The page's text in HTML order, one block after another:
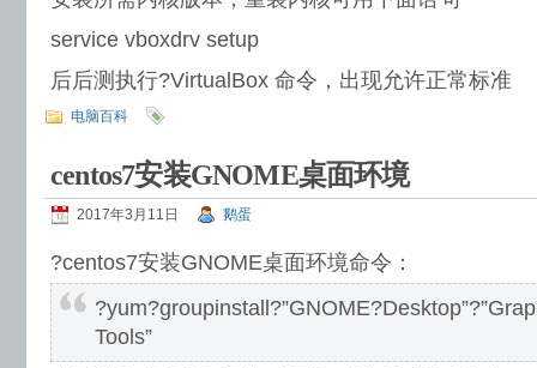
service vboxdrv setup
后后测执行?VirtualBox 命令，出现允许正常标准
电脑百科
centos7安装GNOME桌面环境
2017年3月11日 鹅蛋
?centos7安装GNOME桌面环境命令：
Tools”